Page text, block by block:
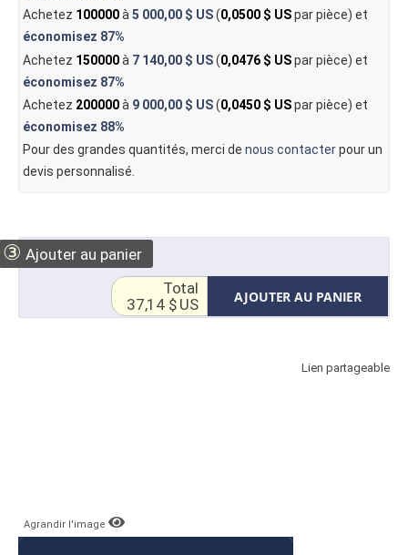
Achetez 100000à5 000,00 $ US(0,0500 $ USpar pièce) et
économisez 87%
Achetez 150000à 7 140,00 $ US(0,0476 $ USpar pièce) et
économisez 87%
Achetez 200000à 9 000,00 $ US(0,0450 $ USpar pièce) et
économisez 88%
Pour des grandes quantités, merci de nous contacterpour un
devis personnalisé.
③ Ajouter au panier
AJOUTER AU PANIER
Total
37,14 $ US
Lien partageable
Agrandir l'image